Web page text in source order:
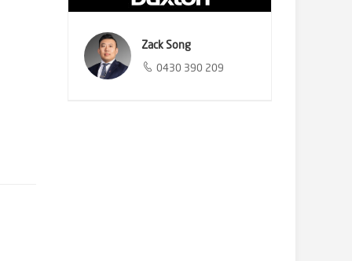
Zack Song
0430 390 209